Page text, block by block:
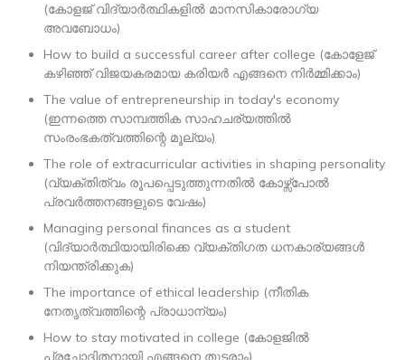
(കോളജ് വിദ്യാർത്ഥികളിൽ മാനസികാരോഗ്യ
അവബോധം)
How to build a successful career after college (കോളേജ്
കഴിഞ്ഞ് വിജയകരമായ കരിയർ എങ്ങനെ നിർമ്മിക്കാം)
The value of entrepreneurship in today's economy
(ഇന്നത്തെ സാമ്പത്തിക സാഹചര്യത്തിൽ
സംരംഭകത്വത്തിന്റെ മൂല്യം)
The role of extracurricular activities in shaping personality
(വ്യക്തിത്വം രൂപപ്പെടുത്തുന്നതിൽ കോഴ്സ്പോൽ
പ്രവർത്തനങ്ങളുടെ വേഷം)
Managing personal finances as a student
(വിദ്യാർത്ഥിയായിരിക്കെ വ്യക്തിഗത ധനകാര്യങ്ങൾ
നിയന്ത്രിക്കുക)
The importance of ethical leadership (നീതിക
നേതൃത്വത്തിന്റെ പ്രാധാന്യം)
How to stay motivated in college (കോളജിൽ